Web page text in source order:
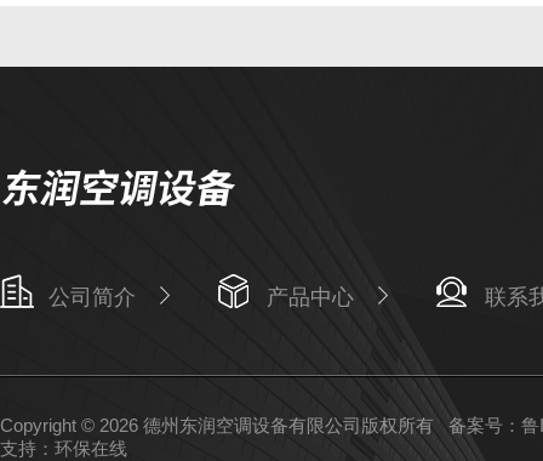
公司简介 产品中心 联系
Copyright © 2026 德州东润空调设备有限公司版权所有备案号：
支持： 环保在线